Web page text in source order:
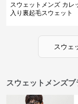
スウェットメンズ カレ
入り裏起毛スウェット
スウェ
スウェットメンズ